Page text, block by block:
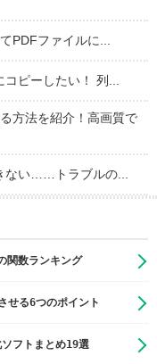
PDFファイルに...
ピーしたい！ 列...
方法を紹介！高画質で
ない……トラブルの...
関数ランキング
せる6つのポイント
フトまとめ19選